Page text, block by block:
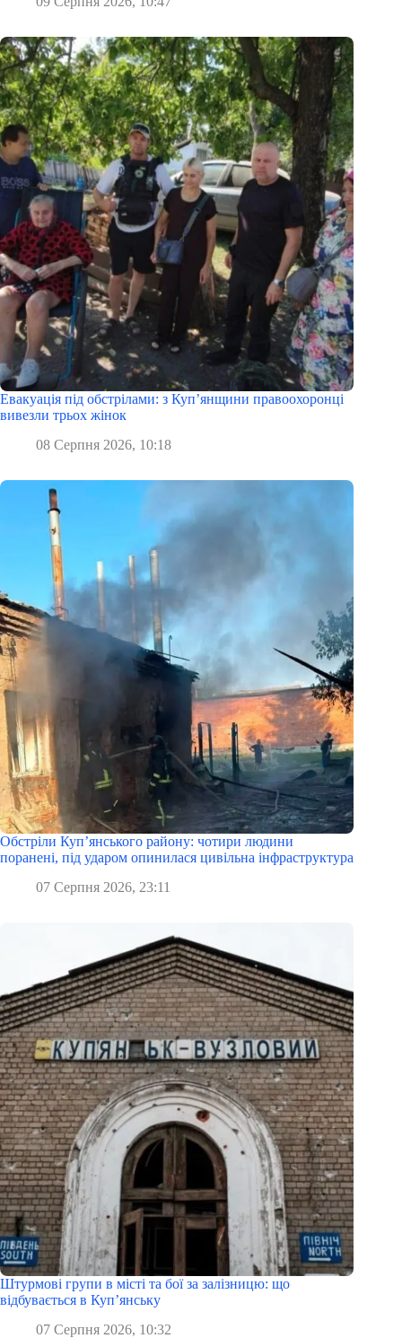
Евакуація під обстрілами: з Куп’янщини правоохоронці
вивезли трьох жінок
08 Серпня 2026, 10:18
Обстріли Куп’янського району: чотири людини
поранені, під ударом опинилася цивільна інфраструктура
07 Серпня 2026, 23:11
Штурмові групи в місті та бої за залізницю: що
відбувається в Куп’янську
07 Серпня 2026, 10:32